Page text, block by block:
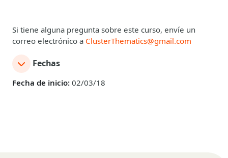
Si tiene alguna pregunta sobre este curso, envíe un
correo electrónico a ClusterThematics@gmail.com
Fechas
Fecha de inicio: 02/03/18